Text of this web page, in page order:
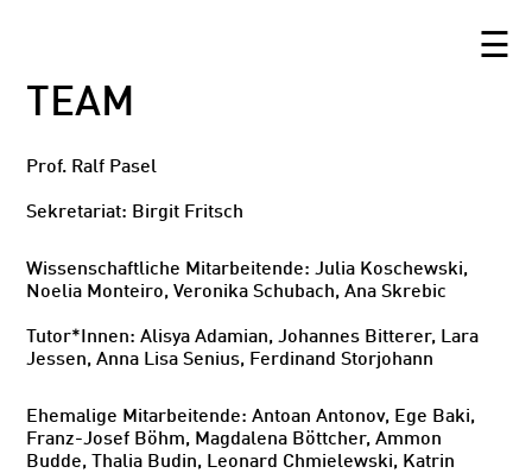
☰
TEAM
Prof. Ralf Pasel
Sekretariat: Birgit Fritsch
Wissenschaftliche Mitarbeitende: Julia Koschewski,
Noelia Monteiro, Veronika Schubach, Ana Skrebic
Tutor*Innen: Alisya Adamian, Johannes Bitterer, Lara
Jessen, Anna Lisa Senius, Ferdinand Storjohann
Ehemalige Mitarbeitende: Antoan Antonov, Ege Baki,
Franz-Josef Böhm, Magdalena Böttcher, Ammon
Budde, Thalia Budin, Leonard Chmielewski, Katrin